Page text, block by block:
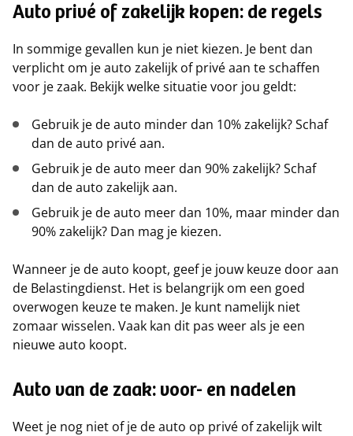
Auto privé of zakelijk kopen: de regels
In sommige gevallen kun je niet kiezen. Je bent dan
verplicht om je auto zakelijk of privé aan te schaffen
voor je zaak. Bekijk welke situatie voor jou geldt:
Gebruik je de auto minder dan 10% zakelijk? Schaf
dan de auto privé aan.
Gebruik je de auto meer dan 90% zakelijk? Schaf
dan de auto zakelijk aan.
Gebruik je de auto meer dan 10%, maar minder dan
90% zakelijk? Dan mag je kiezen.
Wanneer je de auto koopt, geef je jouw keuze door aan
de Belastingdienst. Het is belangrijk om een goed
overwogen keuze te maken. Je kunt namelijk niet
zomaar wisselen. Vaak kan dit pas weer als je een
nieuwe auto koopt.
Auto van de zaak: voor- en nadelen
Weet je nog niet of je de auto op privé of zakelijk wilt